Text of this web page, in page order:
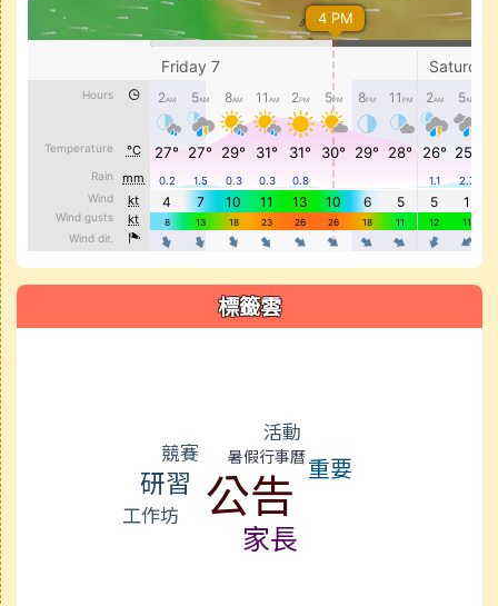
標籤雲
競賽
活動
研習 公告
暑假行事曆重要
工作坊
家長